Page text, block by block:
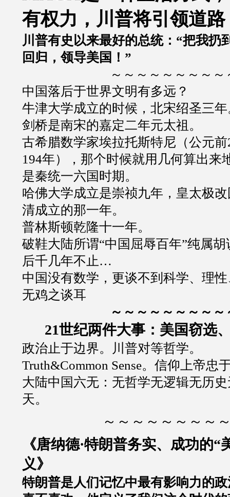
有权力，川普将引领道路
川普有史以来最好的总统： “把我扔
回归，领导美国！”
～～～～～～～～～
中国落后于世界文明有多远？
牛津大学成立的时候，北宋绍圣三
剑桥是南宋的嘉定二年元太祖。
古希腊数学家埃拉托斯特尼（公元
194年），那个时候就用几何算出来
是秦统一六国时期。
哈佛大学成立是崇祯九年，皇太极
清成立的那一年。
普林斯顿乾隆十一年。
破鞋大陆所谓“中国屈辱百年”纯属
后千几年不止…
中国没有数学，更谈不到科学、理
无鸡之谈耳
～～～～～～～～～
21世纪两件大事：美国窃选
政治止于边界。川普对等哲学。
Truth&Common Sense。信仰上帝忠
大陆中国六无：无哲学无逻辑无历
天。
～～～～～～～～
《唐纳德·特朗普务实、成功的“
义》
特朗普是人们记忆中最有影响力的